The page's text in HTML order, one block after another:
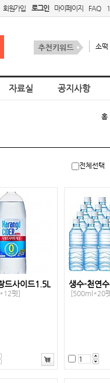
회원가입 로그인 마이페이지 FAQ
소떡
자료실 공지사항
홈
전체선택
드사이드1.5L
펫]
생수-천연
[500ml*20